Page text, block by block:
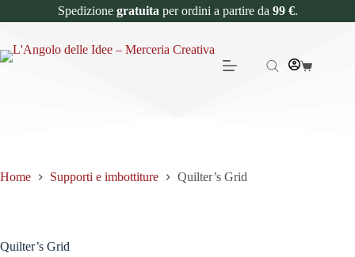
Spedizione gratuita per ordini a partire da 99 €.
Home Supporti e imbottiture Quilter’s Grid
Quilter’s Grid